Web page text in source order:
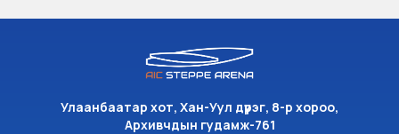
Улаанбаатар хот, Хан-Уул дүүрэг, 8-р хороо,
Архивчдын гудамж-761